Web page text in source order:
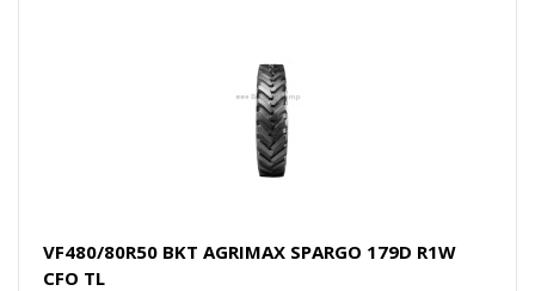
VF480/80R50 BKT AGRIMAX SPARGO 179D R1W
CFO TL